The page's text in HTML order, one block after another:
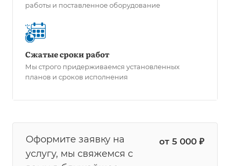
работы и поставленное оборудование
Сжатые сроки работ
Мы строго придерживаемся установленных
планов и сроков исполнения
Оформите заявку на
услугу, мы свяжемся с
от 5 000 ₽